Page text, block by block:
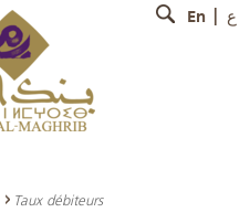
En ع
Taux débiteurs